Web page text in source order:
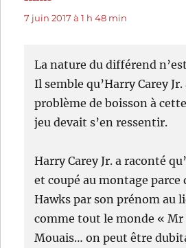
7 juin 2017 à 1 h 48 min
La nature du différend
Il semble qu’Harry Carey
problème de boisson à
jeu devait s’en ressentir.
Harry Carey Jr. a raconté
et coupé au montage parce
Hawks par son prénom au
comme tout le monde «
Mouais… on peut être